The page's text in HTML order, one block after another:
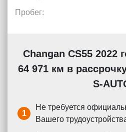
Пробег:
Changan CS55 2022
64 971 км в
S-
1
Не требуется
Вашего